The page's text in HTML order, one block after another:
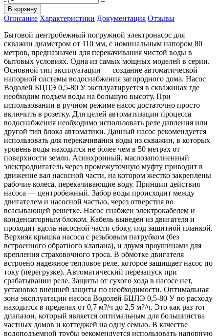
В корзину
Описание Характеристики Документация Отзывы
Бытовой центробежный погружной электронасос для
скважин диаметром от 110 мм, с номинальным напором 80
метров, предназначен для перекачивания чистой воды в
бытовых условиях. Одна из самых мощных моделей в серии.
Основной тип эксплуатации — создание автоматической
напорной системы водоснабжения загородного дома. Насос
Водолей БЦПЭ 0,5-80 У эксплуатируется в скважинах где
необходим подъем воды на большую высоту. При
использовании в ручном режиме насос достаточно просто
включить в розетку. Для целей автоматизации процесса
водоснабжения необходимо использовать реле давления или
другой тип блока автоматики. Данный насос рекомендуется
использовать для перекачивания воды из скважин, в которых
уровень воды находится не более чем в 50 метрах от
поверхности земли. Асинхронный, маслозаполненный
электродвигатель через промежуточную муфту приводит в
движение вал насосной части, на котором жестко закреплены
рабочие колеса, перекачивающие воду. Принцип действия
насоса — центробежный. Забор воды происходит между
двигателем и насосной частью, через отверстия во
всасывающей решетке. Насос снабжен электрокабелем и
конденсаторным блоком. Кабель выведен из двигателя и
проходит вдоль насосной части сбоку, под защитной планкой.
Верхняя крышка насоса с резьбовым патрубком (без
встроенного обратного клапана), и двумя проушинами для
крепления страховочного троса. В обмотке двигателя
встроено надежное тепловое реле, которое защищает насос по
току (перегрузке). Автоматический перезапуск при
срабатывании реле. Защиты от сухого хода в насосе нет,
установка внешней защиты по необходимости. Оптимальная
зона эксплуатации насоса Водолей БЦПЭ 0,5-80 У по расходу
находится в пределах от 0,7 м?/ч до 2,5 м?/ч. Это как раз тот
диапазон, который является оптимальным для большинства
частных домов и коттеджей на одну семью. В качестве
водоподъемной трубы рекомендуется использовать напорную